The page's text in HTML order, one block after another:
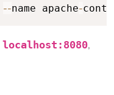
--name apache-
localhost:8080,